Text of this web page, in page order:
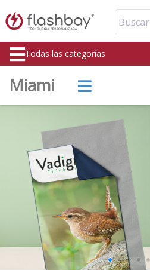
Buscar
Todas las categorías
Miami